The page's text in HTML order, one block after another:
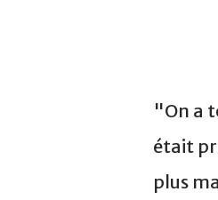
"On a
était
plus